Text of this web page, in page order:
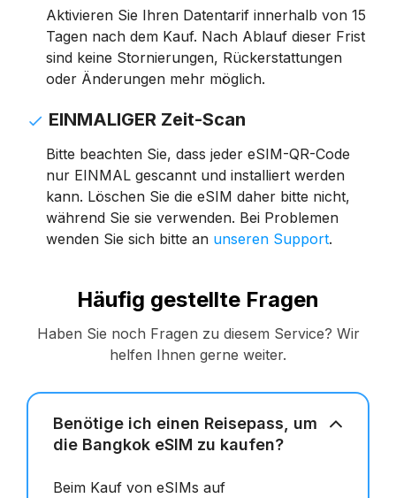
Aktivieren Sie Ihren Datentarif innerhalb von 15
Tagen nach dem Kauf. Nach Ablauf dieser Frist
sind keine Stornierungen, Rückerstattungen
oder Änderungen mehr möglich.
EINMALIGER Zeit-Scan
Bitte beachten Sie, dass jeder eSIM-QR-Code
nur EINMAL gescannt und installiert werden
kann. Löschen Sie die eSIM daher bitte nicht,
während Sie sie verwenden. Bei Problemen
wenden Sie sich bitte an unseren Support.
Häufig gestellte Fragen
Haben Sie noch Fragen zu diesem Service? Wir
helfen Ihnen gerne weiter.
Benötige ich einen Reisepass, um
die Bangkok eSIM zu kaufen?
Beim Kauf von eSIMs auf